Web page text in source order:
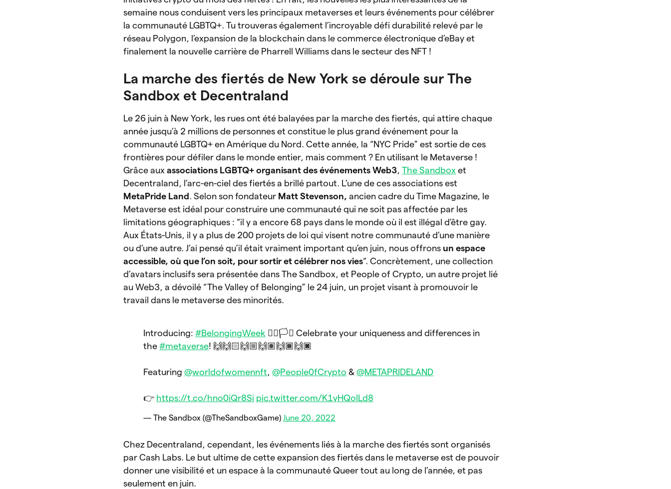
semaine nous conduisent vers les principaux metaverses et leurs événements pour célébrer
la communauté LGBTQ+. Tu trouveras également l’incroyable défi durabilité relevé par le
réseau Polygon, l’expansion de la blockchain dans le commerce électronique d’eBay et
finalement la nouvelle carrière de Pharrell Williams dans le secteur des NFT !
La marche des fiertés de New York se déroule sur The
Sandbox et Decentraland
Le 26 juin à New York, les rues ont été balayées par la marche des fiertés, qui attire chaque
année jusqu’à 2 millions de personnes et constitue le plus grand événement pour la
communauté LGBTQ+ en Amérique du Nord. Cette année, la “NYC Pride” est sortie de ces
frontières pour défiler dans le monde entier, mais comment ? En utilisant le Metaverse !
Grâce auxassociations LGBTQ+ organisant des événements Web3,The Sandbox et
Decentraland, l’arc-en-ciel des fiertés a brillé partout. L’une de ces associations est
MetaPride Land . Selon son fondateur Matt Stevenson,ancien cadre du Time Magazine, le
Metaverse est idéal pour construire une communauté qui ne soit pas affectée par les
limitations géographiques : “il y a encore 68 pays dans le monde où il est illégal d’être gay.
Aux États-Unis, il y a plus de 200 projets de loi qui visent notre communauté d’une manière
ou d’une autre. J’ai pensé qu’il était vraiment important qu’en juin, nous offrons un espace
accessible, où que l’on soit, pour sortir et célébrer nos vies“. Concrètement, une collection
d’avatars inclusifs sera présentée dans The Sandbox, et People of Crypto, un autre projet lié
au Web3, a dévoilé “The Valley of Belonging” le 24 juin, un projet visant à promouvoir le
travail dans le metaverse des minorités.
Introducing:#BelongingWeek 🏳️‍🌈🏳️‍⚧️ Celebrate your uniqueness and differences in
the#metaverse! 🙌🙌🏻🙌🏼🙌🏽🙌🏾🙌🏿
Featuring@worldofwomennft,@People0fCrypto &@METAPRIDELAND
👉 https://t.co/hno0iQr8Si pic.twitter.com/K1yHQolLd8
— The Sandbox (@TheSandboxGame)June 20, 2022
Chez Decentraland, cependant, les événements liés à la marche des fiertés sont organisés
par Cash Labs. Le but ultime de cette expansion des fiertés dans le metaverse est de pouvoir
donner une visibilité et un espace à la communauté Queer tout au long de l’année, et pas
seulement en juin.